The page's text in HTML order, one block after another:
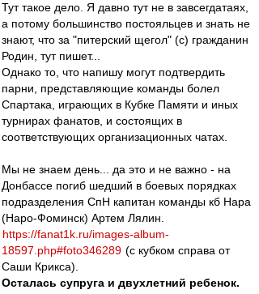
Тут такое дело. Я давно тут не в завсегдатаях,
а потому большинство постояльцев и знать не
знают, что за "питерский щегол" (с) гражданин
Родин, тут пишет...
Однако то, что напишу могут подтвердить
парни, представляющие команды болел
Спартака, играющих в Кубке Памяти и иных
турнирах фанатов, и состоящих в
соответствующих организационных чатах.
Мы не знаем день... да это и не важно - на
Донбассе погиб шедший в боевых порядках
подразделения СпН капитан команды кб Нара
(Наро-Фоминск) Артем Лялин.
https://fanat1k.ru/images-album-
18597.php#foto346289 (с кубком справа от
Саши Крикса).
Осталась супруга и двухлетний ребенок.